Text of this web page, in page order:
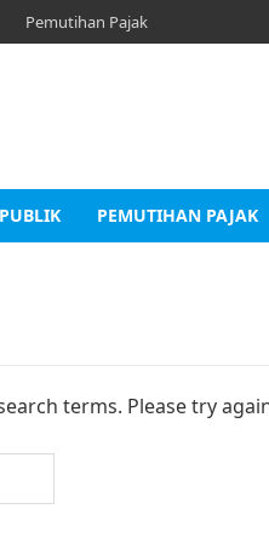
Pemutihan Pajak
PEMUTIHAN PAJAK
terms. Please try